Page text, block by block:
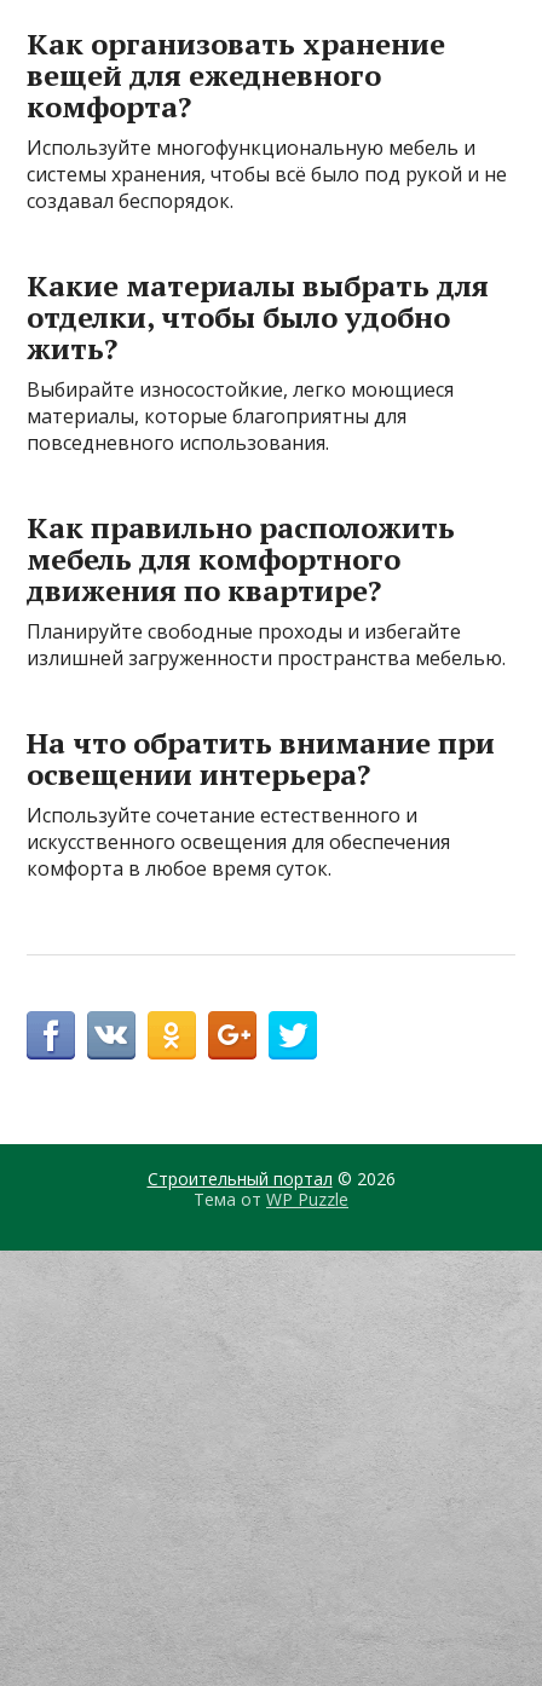
Как организовать хранение
вещей для ежедневного
комфорта?
Используйте многофункциональную мебель и
системы хранения, чтобы всё было под рукой и не
создавал беспорядок.
Какие материалы выбрать для
отделки, чтобы было удобно
жить?
Выбирайте износостойкие, легко моющиеся
материалы, которые благоприятны для
повседневного использования.
Как правильно расположить
мебель для комфортного
движения по квартире?
Планируйте свободные проходы и избегайте
излишней загруженности пространства мебелью.
На что обратить внимание при
освещении интерьера?
Используйте сочетание естественного и
искусственного освещения для обеспечения
комфорта в любое время суток.
Строительный портал © 2026
Тема от WP Puzzle